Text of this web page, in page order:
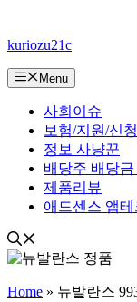
텐
츠
로
kuriozu21c
Menu
사회이슈
보험/지원/신청
정보 사냥꾼
배당주 배당금
제품리뷰
애드센스 앱테
Home » 뉴발란스